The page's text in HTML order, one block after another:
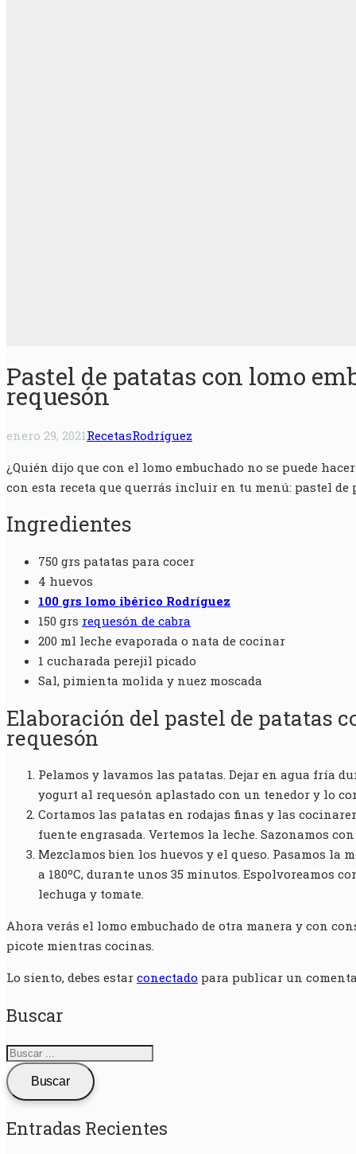
Pastel de patatas con lomo
requesón
enero 29, 2021 RecetasRodríguez
¿Quién dijo que con el lomo embuchado no se puede
con esta receta que querrás incluir en tu menú: pastel de
Ingredientes
750 grs patatas para cocer
4 huevos
100 grs lomo ibérico Rodríguez
150 grs requesón de cabra
200 ml leche evaporada o nata de cocinar
1 cucharada perejil picado
Sal, pimienta molida y nuez moscada
Elaboración del pastel de patatas
requesón
Pelamos y lavamos las patatas. Dejar en agua fría
yogurt al requesón aplastado con un tenedor y lo
Cortamos las patatas en rodajas finas y las
fuente engrasada. Vertemos la leche. Sazonamos
Mezclamos bien los huevos y el queso. Pasamos la
a 180ºC, durante unos 35 minutos. Espolvoreamos
lechuga y tomate.
Ahora verás el lomo embuchado de otra manera y con
picote mientras cocinas.
Lo siento, debes estar conectado para publicar un
Buscar
Buscar
Entradas Recientes